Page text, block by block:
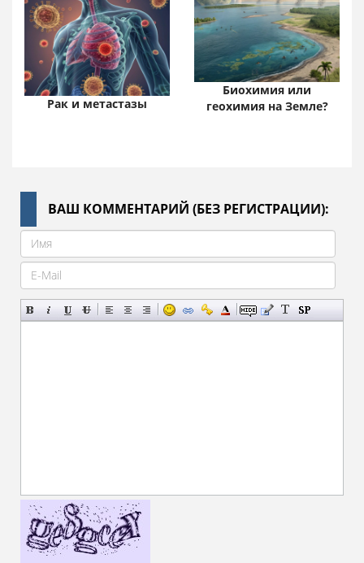
Рак и метастазы
Биохимия или
геохимия на Земле?
ВАШ КОММЕНТАРИЙ (БЕЗ РЕГИСТРАЦИИ):